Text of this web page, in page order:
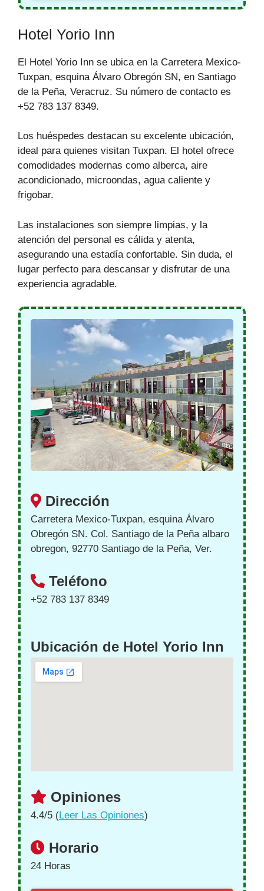
Hotel Yorio Inn
El Hotel Yorio Inn se ubica en la Carretera Mexico-
Tuxpan, esquina Álvaro Obregón SN, en Santiago
de la Peña, Veracruz. Su número de contacto es
+52 783 137 8349.
Los huéspedes destacan su excelente ubicación,
ideal para quienes visitan Tuxpan. El hotel ofrece
comodidades modernas como alberca, aire
acondicionado, microondas, agua caliente y
frigobar.
Las instalaciones son siempre limpias, y la
atención del personal es cálida y atenta,
asegurando una estadía confortable. Sin duda, el
lugar perfecto para descansar y disfrutar de una
experiencia agradable.
Dirección
Carretera Mexico-Tuxpan, esquina Álvaro
Obregón SN. Col. Santiago de la Peña albaro
obregon, 92770 Santiago de la Peña, Ver.
Teléfono
+52 783 137 8349
Ubicación de Hotel Yorio Inn
Opiniones
4.4/5 (Leer Las Opiniones)
Horario
24 Horas